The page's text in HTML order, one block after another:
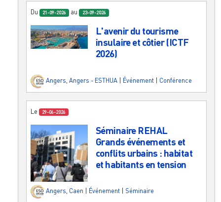
Du 21-09-2026 au 23-09-2026
L'avenir du tourisme
insulaire et côtier (ICTF
2026)
Angers Angers - ESTHUA Événement Conférence
Le 29-06-2026
Séminaire REHAL
Grands événements et
conflits urbains : habitat
et habitants en tension
Angers, Caen Événement Séminaire